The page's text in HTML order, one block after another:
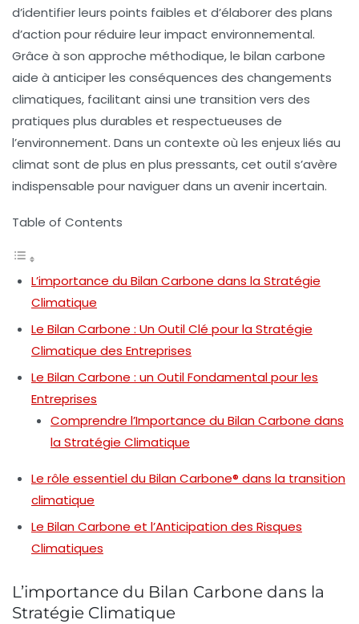
d’identifier leurs points faibles et d’élaborer des plans
d’action pour réduire leur impact environnemental.
Grâce à son approche méthodique, le bilan carbone
aide à anticiper les conséquences des changements
climatiques, facilitant ainsi une transition vers des
pratiques plus durables et respectueuses de
l’environnement. Dans un contexte où les enjeux liés au
climat sont de plus en plus pressants, cet outil s’avère
indispensable pour naviguer dans un avenir incertain.
Table of Contents
L’importance du Bilan Carbone dans la Stratégie
Climatique
Le Bilan Carbone : Un Outil Clé pour la Stratégie
Climatique des Entreprises
Le Bilan Carbone : un Outil Fondamental pour les
Entreprises
Comprendre l’Importance du Bilan Carbone dans
la Stratégie Climatique
Le rôle essentiel du Bilan Carbone® dans la transition
climatique
Le Bilan Carbone et l’Anticipation des Risques
Climatiques
L’importance du Bilan Carbone dans la
Stratégie Climatique